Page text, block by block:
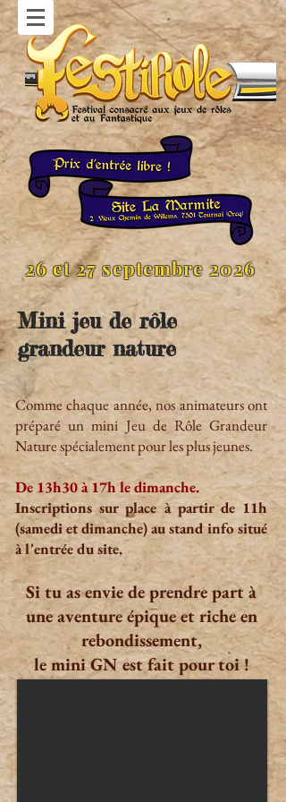
26 et 27 septembre 2026
Mini jeu de rôle
grandeur nature
Comme chaque année, nos animateurs ont
préparé un mini Jeu de Rôle Grandeur
Nature spécialement pour les plus jeunes.
De 13h30 à 17h le dimanche.
Inscriptions sur place à partir de 11h
(samedi et dimanche) au stand info situé
à l'entrée du site.
Si tu as envie de prendre part à
une aventure épique et riche en
rebondissement,
le mini GN est fait pour toi !